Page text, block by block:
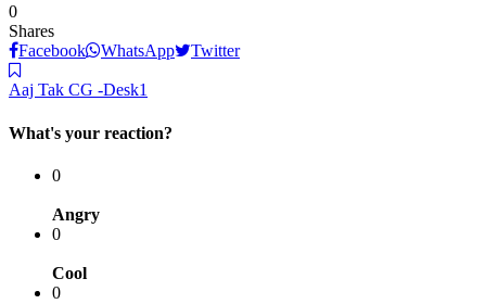
0
Shares
Facebook
WhatsApp Twitter
Aaj Tak CG -Desk1
What's your reaction?
0
Angry
0
Cool
0